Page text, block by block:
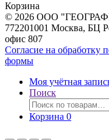
Корзина
© 2026 ООО
772201001 Москва, БЦ
офис 807
Согласие на обработку
формы
Моя учётная
Поиск
Искать:
Корзина 0